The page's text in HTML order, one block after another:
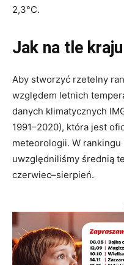
2,3°C.
Jak na tle
Aby stworzyć rzetelny
względem letnich
danych klimatycznych
1991–2020), która jest
meteorologii. W
uwzględniliśmy średnią
czerwiec–sierpień.